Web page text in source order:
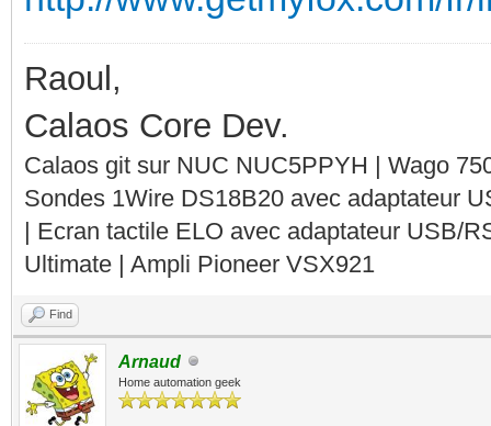
Raoul,
Calaos Core Dev.
Calaos git sur NUC NUC5PPYH | Wago
Sondes 1Wire DS18B20 avec adaptateur
| Ecran tactile ELO avec adaptateur USB/
Ultimate | Ampli Pioneer VSX921
Find
Arnaud
Home automation geek